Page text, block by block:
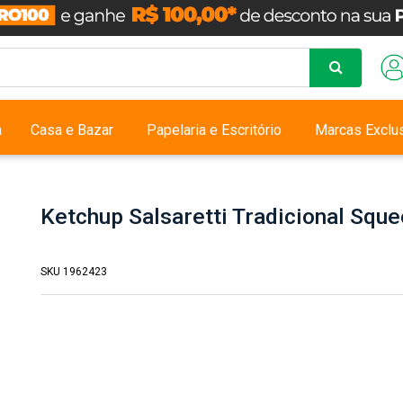
Casa e Bazar Papelaria e Escritório Marcas
Ketchup Salsaretti Tradicional
SKU 1962423